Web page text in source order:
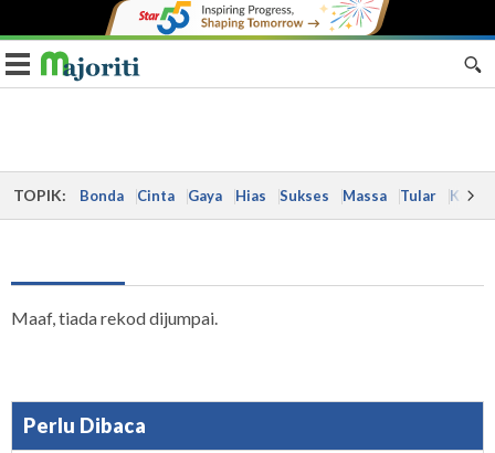
Toggle navigation
TOPIK: Bonda Cinta Gaya Hias Sukses Massa Tular Kes
Maaf, tiada rekod dijumpai.
Perlu Dibaca